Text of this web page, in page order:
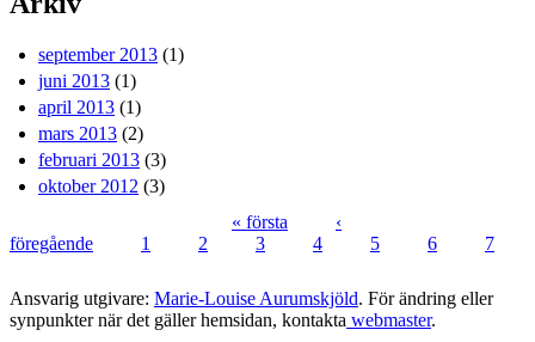
september 2013 (1)
juni 2013 (1)
april 2013 (1)
mars 2013 (2)
februari 2013 (3)
oktober 2012 (3)
Sidor
« första
‹
föregående
1 2 3 4 5 6 7
Ansvarig utgivare: Marie-Louise Aurumskjöld. För ändring eller
synpunkter när det gäller hemsidan, kontakta webmaster.